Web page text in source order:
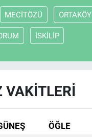
MECİTÖZÜ ORTAKÖY
İSKİLİP
VAKITLERI
ÖĞLE